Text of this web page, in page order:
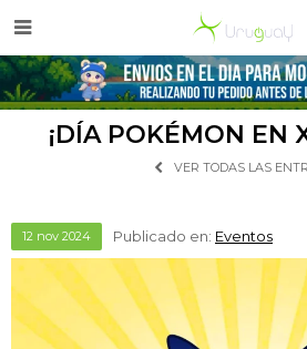

¡DÍA POKÉMON EN
VER TODAS LAS
12 nov 2024 Publicado en: Eventos